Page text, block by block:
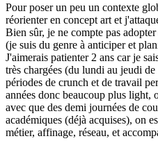
Pour poser un peu un contexte
réorienter en concept art et
Bien sûr, je ne compte pas
(je suis du genre à anticiper et
J'aimerais patienter 2 ans car je
très chargées (du lundi au jeudi
périodes de crunch et de travail
années donc beaucoup plus light,
avec que des demi journées de
académiques (déjà acquises), on
métier, affinage, réseau, et